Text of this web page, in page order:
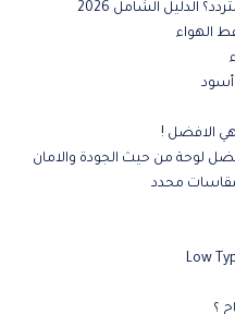
الدليل الشامل 2026
الهواء
أسود
لوحة من حيث الجودة والامان
؟